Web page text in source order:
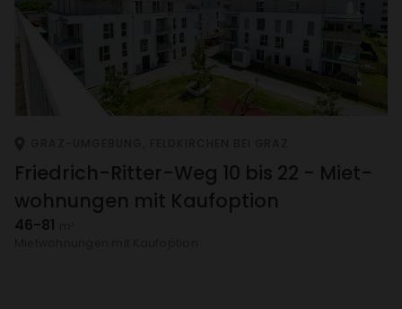
Fried­rich-Ritter-Weg 10 bis 22 - Miet­
woh­nungen mit Kauf­op­tion
46-81